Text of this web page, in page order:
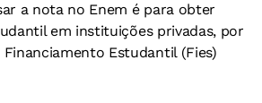
a nota no Enem é para obter
em instituições privadas, por
Estudantil (Fies)